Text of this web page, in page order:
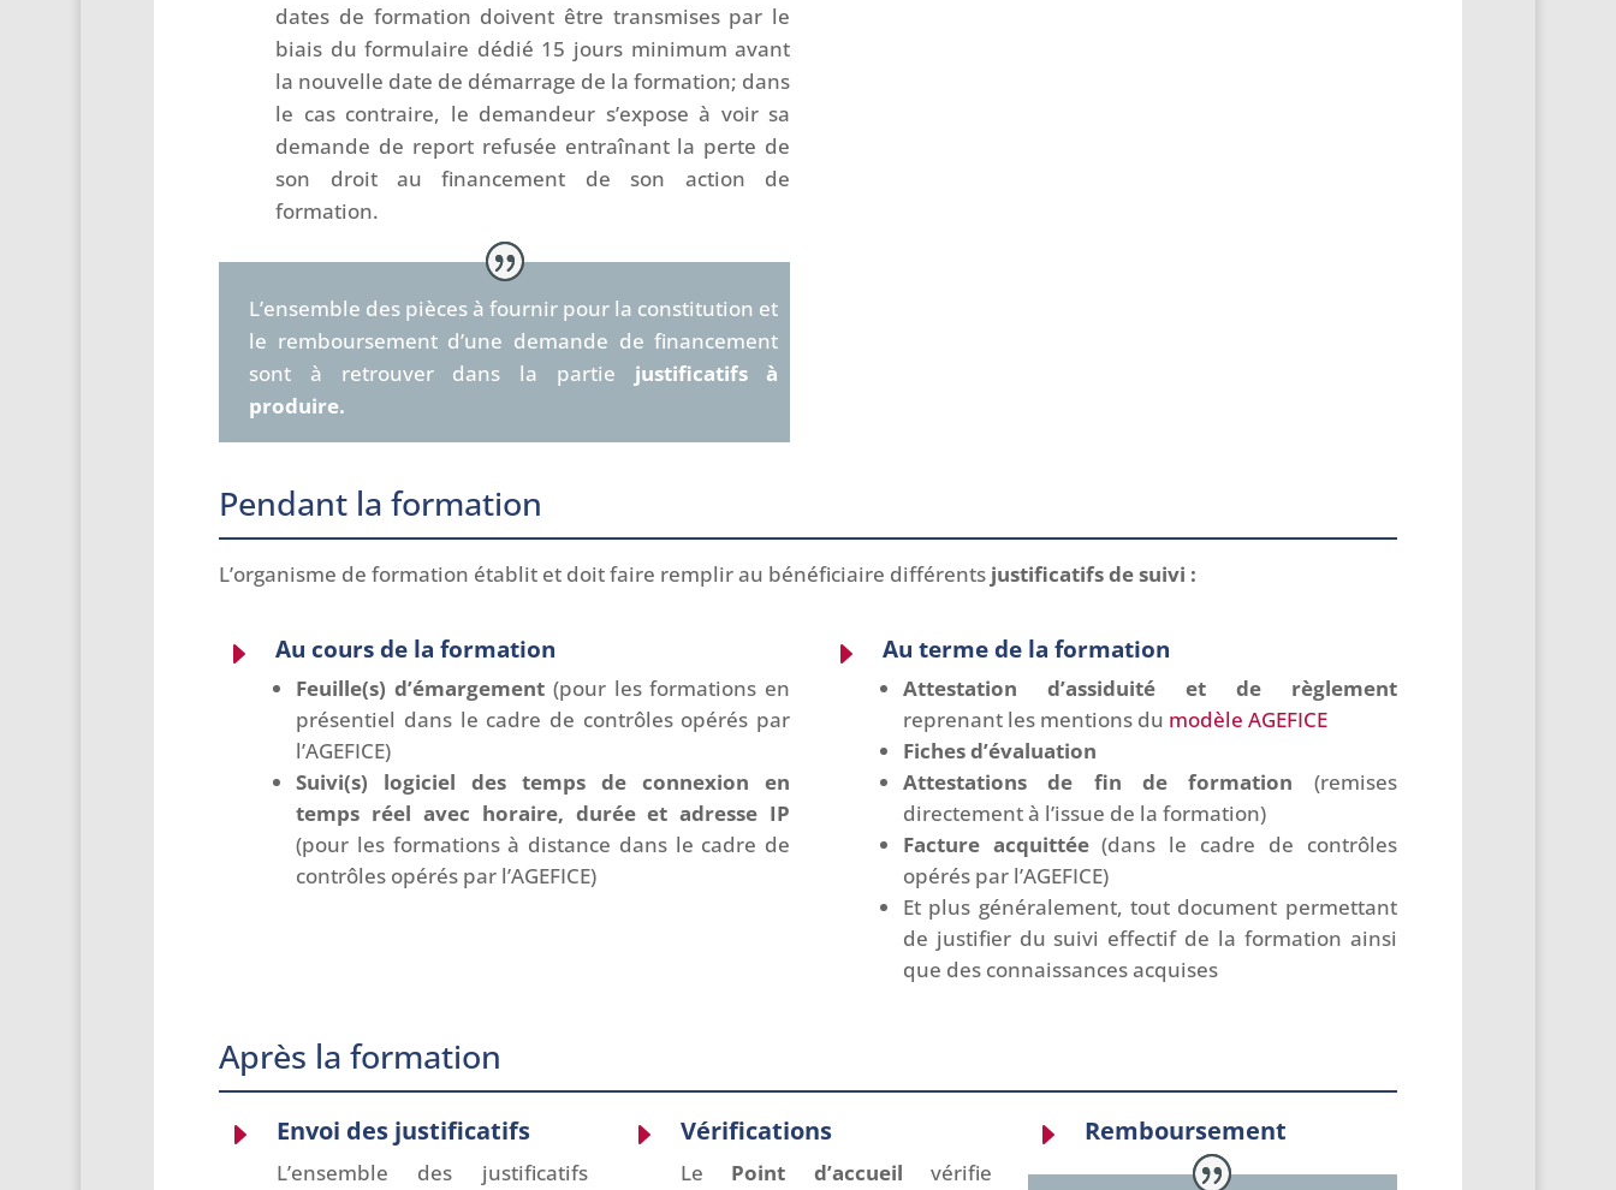
dates de formation doivent être transmises par le
biais du formulaire dédié 15 jours minimum avant
la nouvelle date de démarrage de la formation; dans
le cas contraire, le demandeur s’expose à voir sa
demande de report refusée entraînant la perte de
son droit au financement de son action de
formation.
L’ensemble des pièces à fournir pour la constitution et
le remboursement d’une demande de financement
sont à retrouver dans la partie justificatifs à
produire.
Pendant la formation
L’organisme de formation établit et doit faire remplir au bénéficiaire différents justificatifsde suivi :
E Au cours de la formation
Feuille(s) d’émargement (pour les formations en
présentiel dans le cadre de contrôles opérés par
l’AGEFICE)
Suivi(s) logiciel des temps de connexion en
temps réel avec horaire, durée et adresse IP
(pour les formations à distance dans le cadre de
contrôles opérés par l’AGEFICE)
E Au terme de la formation
Attestation d’assiduité et de règlement
reprenant les mentions du modèle AGEFICE
Fichesd’évaluation
Attestations de fin de formation (remises
directement à l’issue de la formation)
Facture acquittée(dans le cadre de contrôles
opérés par l’AGEFICE)
Et plus généralement, tout document permettant
de justifier du suivi effectif de la formation ainsi
que des connaissances acquises
Après la formation
E Envoi des justificatifs
L’ensemble des justificatifs
E Vérifications
Le Point d’accueil vérifie
E Remboursement